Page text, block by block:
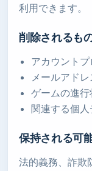
利用できます。
削除されるも
アカウント
メールアド
ゲームの進
関連する個人
保持される可
法的義務、詐欺